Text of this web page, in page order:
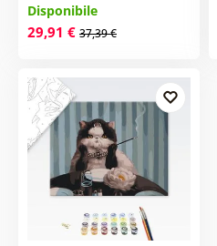
Disponibile
29,91 € 37,39 €